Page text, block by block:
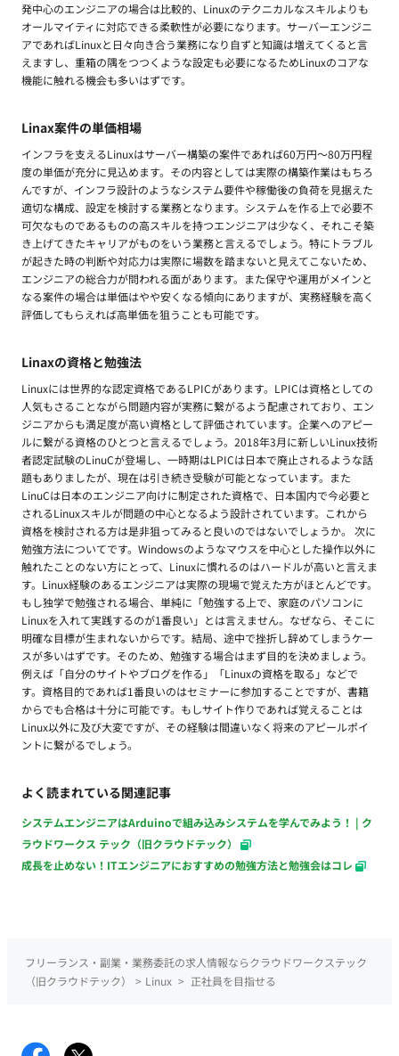
発中心のエンジニアの場合は比較的、Linuxのテクニカルなスキルよりも
オールマイティに対応できる柔軟性が必要になります。サーバーエンジニ
アであればLinuxと日々向き合う業務になり自ずと知識は増えてくると言
えますし、重箱の隅をつつくような設定も必要になるためLinuxのコアな
機能に触れる機会も多いはずです。
Linax案件の単価相場
インフラを支えるLinuxはサーバー構築の案件であれば60万円〜80万円程
度の単価が充分に見込めます。その内容としては実際の構築作業はもちろ
んですが、インフラ設計のようなシステム要件や稼働後の負荷を見据えた
適切な構成、設定を検討する業務となります。システムを作る上で必要不
可欠なものであるものの高スキルを持つエンジニアは少なく、それこそ築
き上げてきたキャリアがものをいう業務と言えるでしょう。特にトラブル
が起きた時の判断や対応力は実際に場数を踏まないと見えてこないため、
エンジニアの総合力が問われる面があります。また保守や運用がメインと
なる案件の場合は単価はやや安くなる傾向にありますが、実務経験を高く
評価してもらえれば高単価を狙うことも可能です。
Linaxの資格と勉強法
Linuxには世界的な認定資格であるLPICがあります。LPICは資格としての
人気もさることながら問題内容が実務に繋がるよう配慮されており、エン
ジニアからも満足度が高い資格として評価されています。企業へのアピー
ルに繋がる資格のひとつと言えるでしょう。2018年3月に新しいLinux技術
者認定試験のLinuCが登場し、一時期はLPICは日本で廃止されるような話
題もありましたが、現在は引き続き受験が可能となっています。また
LinuCは日本のエンジニア向けに制定された資格で、日本国内で今必要と
されるLinuxスキルが問題の中心となるよう設計されています。これから
資格を検討される方は是非狙ってみると良いのではないでしょうか。 次に
勉強方法についてです。Windowsのようなマウスを中心とした操作以外に
触れたことのない方にとって、Linuxに慣れるのはハードルが高いと言えま
す。Linux経験のあるエンジニアは実際の現場で覚えた方がほとんどです。
もし独学で勉強される場合、単純に「勉強する上で、家庭のパソコンに
Linuxを入れて実践するのが1番良い」とは言えません。なぜなら、そこに
明確な目標が生まれないからです。結局、途中で挫折し辞めてしまうケー
スが多いはずです。そのため、勉強する場合はまず目的を決めましょう。
例えば「自分のサイトやブログを作る」「Linuxの資格を取る」などで
す。資格目的であれば1番良いのはセミナーに参加することですが、書籍
からでも合格は十分に可能です。もしサイト作りであれば覚えることは
Linux以外に及び大変ですが、その経験は間違いなく将来のアピールポイ
ントに繋がるでしょう。
よく読まれている関連記事
システムエンジニアはArduinoで組み込みシステムを学んでみよう！ | ク
ラウドワークス テック（旧クラウドテック）
成長を止めない！ITエンジニアにおすすめの勉強方法と勉強会はコレ
フリーランス・副業・業務委託の求人情報ならクラウドワークステック
（旧クラウドテック）
> Linux > 正社員を目指せる